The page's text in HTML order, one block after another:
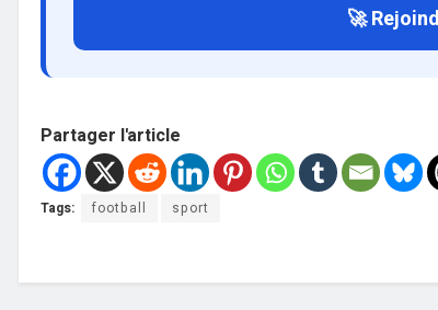
🚀
Partager l'article
Tags: football sport